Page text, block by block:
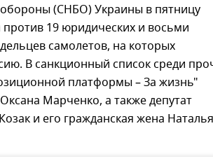
(СНБО) Украины в пятницу
19 юридических и восьми
самолетов, на которых
В санкционный список среди
платформы – За жизнь"
Марченко, а также депутат
и его гражданская жена Наталья